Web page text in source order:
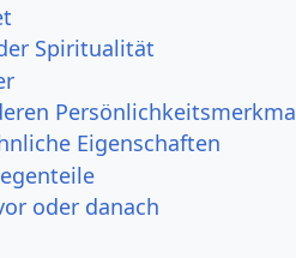
Spiritualität
Eigenschaften
oder danach